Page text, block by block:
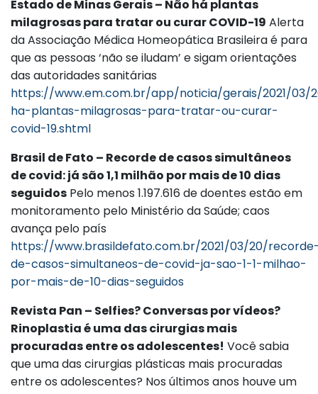
Estado de Minas Gerais – Não há plantas
milagrosas para tratar ou curar COVID-19 Alerta
da Associação Médica Homeopática Brasileira é para
que as pessoas ‘não se iludam’ e sigam orientações
das autoridades sanitárias
https://www.em.com.br/app/noticia/gerais/2021/03/
ha-plantas-milagrosas-para-tratar-ou-curar-
covid-19.shtml
Brasil de Fato – Recorde de casos simultâneos
de covid: já são 1,1 milhão por mais de 10 dias
seguidos Pelo menos 1.197.616 de doentes estão em
monitoramento pelo Ministério da Saúde; caos
avança pelo país
https://www.brasildefato.com.br/2021/03/20/
de-casos-simultaneos-de-covid-ja-sao-1-1-milhao-
por-mais-de-10-dias-seguidos
Revista Pan – Selfies? Conversas por vídeos?
Rinoplastia é uma das cirurgias mais
procuradas entre os adolescentes! Você sabia
que uma das cirurgias plásticas mais procuradas
entre os adolescentes? Nos últimos anos houve um